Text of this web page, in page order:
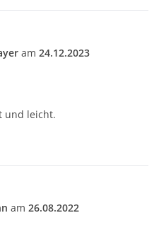
am 24.12.2023
und leicht.
am 26.08.2022